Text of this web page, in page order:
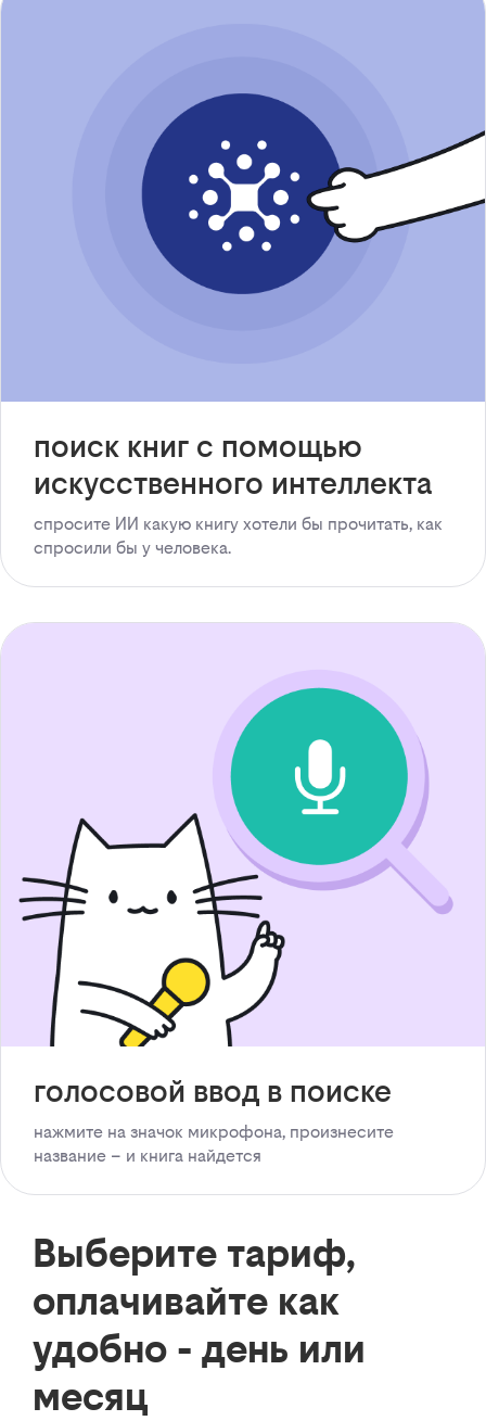
поиск книг с помощью
искусственного интеллекта
спросите ИИ какую книгу хотели бы прочитать, как
спросили бы у человека.
голосовой ввод в поиске
нажмите на значок микрофона, произнесите
название – и книга найдется
Выберите тариф,
оплачивайте как
удобно - день или
месяц